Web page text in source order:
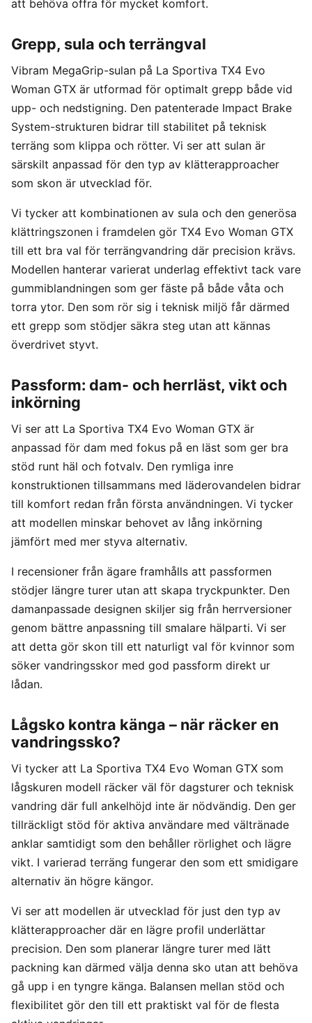
att behöva offra för mycket komfort.
Grepp, sula och terrängval
Vibram MegaGrip-sulan på La Sportiva TX4 Evo
Woman GTX är utformad för optimalt grepp både vid
upp- och nedstigning. Den patenterade Impact Brake
System-strukturen bidrar till stabilitet på teknisk
terräng som klippa och rötter. Vi ser att sulan är
särskilt anpassad för den typ av klätterapproacher
som skon är utvecklad för.
Vi tycker att kombinationen av sula och den generösa
klättringszonen i framdelen gör TX4 Evo Woman GTX
till ett bra val för terrängvandring där precision krävs.
Modellen hanterar varierat underlag effektivt tack vare
gummiblandningen som ger fäste på både våta och
torra ytor. Den som rör sig i teknisk miljö får därmed
ett grepp som stödjer säkra steg utan att kännas
överdrivet styvt.
Passform: dam- och herrläst, vikt och
inkörning
Vi ser att La Sportiva TX4 Evo Woman GTX är
anpassad för dam med fokus på en läst som ger bra
stöd runt häl och fotvalv. Den rymliga inre
konstruktionen tillsammans med läderovandelen bidrar
till komfort redan från första användningen. Vi tycker
att modellen minskar behovet av lång inkörning
jämfört med mer styva alternativ.
I recensioner från ägare framhålls att passformen
stödjer längre turer utan att skapa tryckpunkter. Den
damanpassade designen skiljer sig från herrversioner
genom bättre anpassning till smalare hälparti. Vi ser
att detta gör skon till ett naturligt val för kvinnor som
söker vandringsskor med god passform direkt ur
lådan.
Lågsko kontra känga – när räcker en
vandringssko?
Vi tycker att La Sportiva TX4 Evo Woman GTX som
lågskuren modell räcker väl för dagsturer och teknisk
vandring där full ankelhöjd inte är nödvändig. Den ger
tillräckligt stöd för aktiva användare med vältränade
anklar samtidigt som den behåller rörlighet och lägre
vikt. I varierad terräng fungerar den som ett smidigare
alternativ än högre kängor.
Vi ser att modellen är utvecklad för just den typ av
klätterapproacher där en lägre profil underlättar
precision. Den som planerar längre turer med lätt
packning kan därmed välja denna sko utan att behöva
gå upp i en tyngre känga. Balansen mellan stöd och
flexibilitet gör den till ett praktiskt val för de flesta